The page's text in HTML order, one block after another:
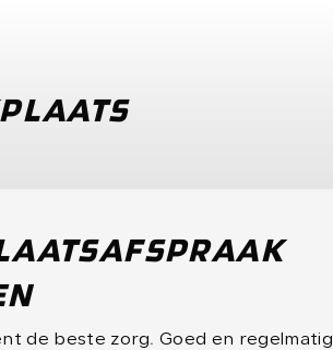
de beste zorg. Goed en regelmatig